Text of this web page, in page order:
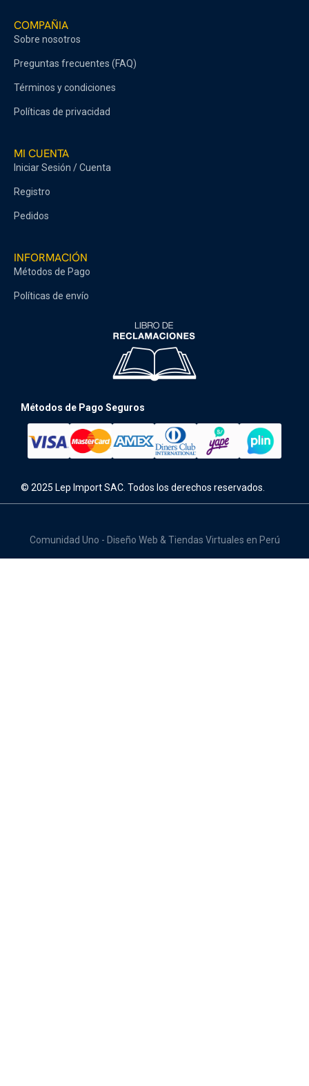
COMPAÑIA
Sobre nosotros
Preguntas frecuentes (FAQ)
Términos y condiciones
Políticas de privacidad
MI CUENTA
Iniciar Sesión / Cuenta
Registro
Pedidos
INFORMACIÓN
Métodos de Pago
Políticas de envío
© 2025 Lep Import SAC. Todos los derechos reservados.
Métodos de Pago Seguros
Comunidad Uno - Diseño Web & Tiendas Virtuales en Perú